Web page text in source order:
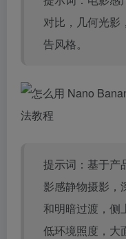
对比，几何光影
告风格。
提示词：基于产
影感静物摄影，
和明暗过渡，侧
低环境照度，大